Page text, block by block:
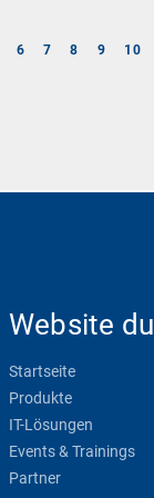
6 7 8 9 10
Website
Startseite
Produkte
IT-Lösungen
Events & Trainings
Partner